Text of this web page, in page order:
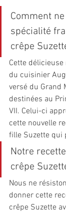
Comment
spécialité
crêpe
Cette
du cuisinier
versé du Grand
destinées au
VII. Celui-ci
cette nouvelle
fille Suzette qui
Notre
crêpe
Nous ne
donner cette
crêpe Suzette